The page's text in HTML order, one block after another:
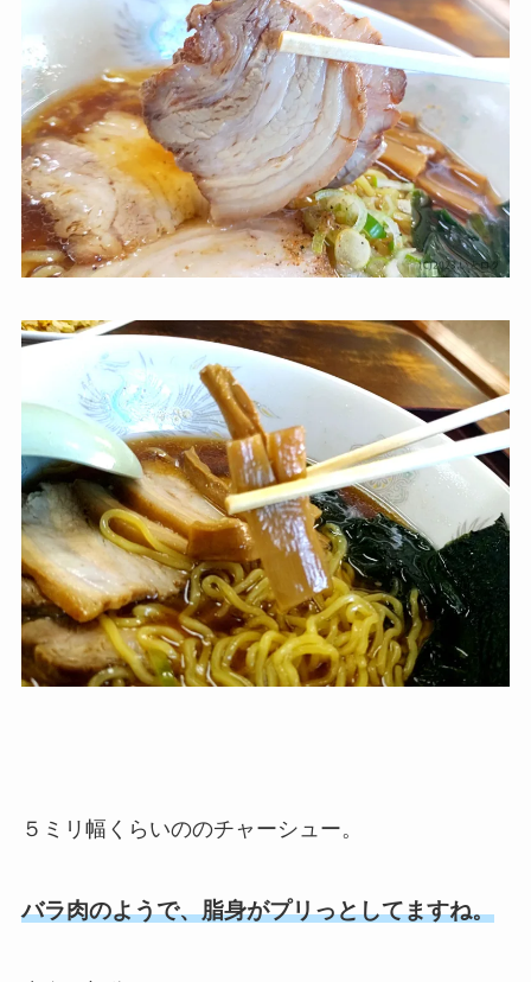
５ミリ幅くらいののチャーシュー。
バラ肉のようで、脂身がプリっとしてますね。